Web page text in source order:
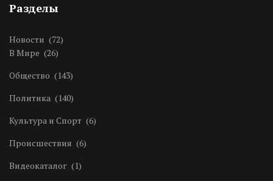
Разделы
Новости (72)
В Мире (26)
Общество (143)
Политика (140)
Культура и Спорт (6)
Происшествия (6)
Видеокаталог (1)